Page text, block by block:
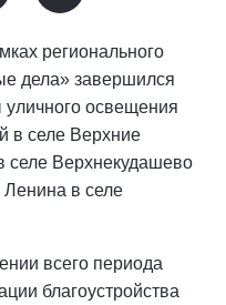
регионального
дела» завершился
освещения
в селе Верхние
Верхнекудашево
Ленина в селе
всего периода
благоустройства